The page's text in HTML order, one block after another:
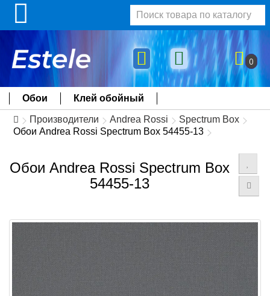
0
Обои Клей обойный
Производители Andrea Rossi
Spectrum Box
Обои Andrea Rossi Spectrum Box 54455-13
Обои Andrea Rossi Spectrum Box
54455-13